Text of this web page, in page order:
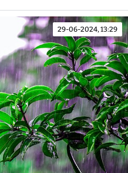
29-06-2024, 13:29